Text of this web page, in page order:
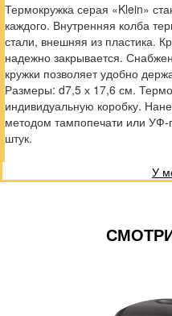
Термокружка серая «Klein»
каждого. Внутренняя колба
стали, внешняя из пластика.
надежно закрывается.
кружки позволяет удобно
Размеры: d7,5 х 17,6 см.
индивидуальную коробку.
методом тампопечати или
штук.
У